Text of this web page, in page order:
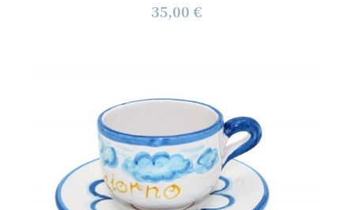
35,00 €